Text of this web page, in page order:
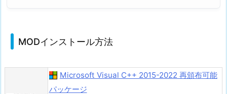
MODインストール方法
Microsoft Visual C++ 2015-2022 再頒布可能
パッケージ